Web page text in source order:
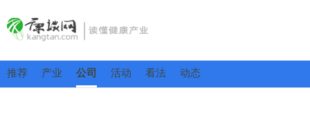
推荐 产业 公司 活动 看法 动态